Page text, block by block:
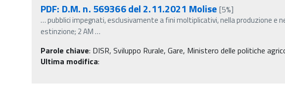
PDF: D.M. n. 569366 del 2.11.2021 Molise [5%]
…pubblici impegnati, esclusivamente a fini moltiplicativi, nella produzione e
estinzione; 2 AM…
Parole chiave: DISR, Sviluppo Rurale, Gare, Ministero delle politiche
Ultima modifica: